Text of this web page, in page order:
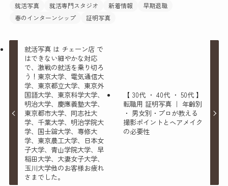
就活写真
就活専門スタジオ 新着情報
早期退職
春のインターンシップ
証明写真
就活写真 は チェーン店 で
はできない細やかな対応
で、激戦の就活を乗り切ろ
う！東京大学、電気通信大
学、東京都立大学、東京外
国語大学、東京科学大学、
明治大学、慶應義塾大学、
東京都市大学、同志社大
学、千葉大学、明治学院大
学、国士舘大学、専修大
学、東京農工大学、日本女
子大学、青山学院大学、早
稲田大学、大妻女子大学、
玉川大学他のお客様お疲れ
さまでした。
【 30代 ・ 40代 ・ 50代 】
転職用 証明写真 ｜ 年齢別
・ 男女別・プロが教える
撮影ポイントとヘアメイク
の必要性